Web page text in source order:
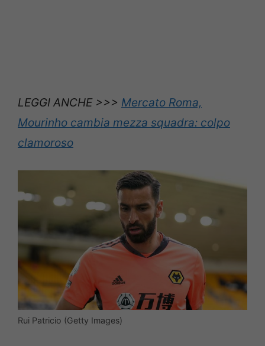
LEGGI ANCHE >>> Mercato Roma,
Mourinho cambia mezza squadra: colpo
clamoroso
Rui Patricio (Getty Images)